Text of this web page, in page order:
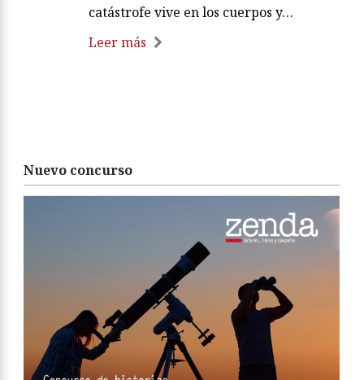
catástrofe vive en los cuerpos y…
Leer más
Nuevo concurso